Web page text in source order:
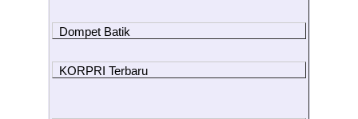
Dompet Batik
KORPRI Terbaru